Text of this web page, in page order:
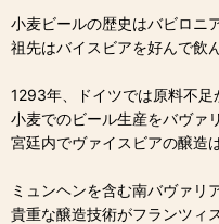
小麦ビールの歴史はバビロニ
祖先はバイスビアを好んで飲
1293年、ドイツでは原料不足
小麦でのビール生産をバヴァ
宮廷内でヴァイスビアの醸造
ミュンヘンを含む南バヴァリ
貴重な醸造技術がフランツィ